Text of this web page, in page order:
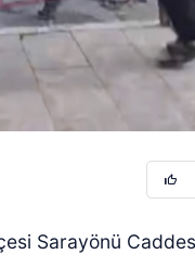
Sarayönü